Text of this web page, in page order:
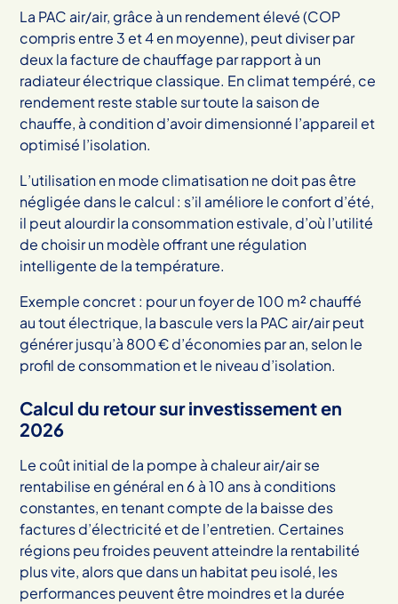
La PAC air/air, grâce à un rendement élevé (COP
compris entre 3 et 4 en moyenne), peut diviser par
deux la facture de chauffage par rapport à un
radiateur électrique classique. En climat tempéré, ce
rendement reste stable sur toute la saison de
chauffe, à condition d’avoir dimensionné l’appareil et
optimisé l’isolation.
L’utilisation en mode climatisation ne doit pas être
négligée dans le calcul : s’il améliore le confort d’été,
il peut alourdir la consommation estivale, d’où l’utilité
de choisir un modèle offrant une régulation
intelligente de la température.
Exemple concret : pour un foyer de 100 m² chauffé
au tout électrique, la bascule vers la PAC air/air peut
générer jusqu’à 800 € d’économies par an, selon le
profil de consommation et le niveau d’isolation.
Calcul du retour sur investissement en
2026
Le coût initial de la pompe à chaleur air/air se
rentabilise en général en 6 à 10 ans à conditions
constantes, en tenant compte de la baisse des
factures d’électricité et de l’entretien. Certaines
régions peu froides peuvent atteindre la rentabilité
plus vite, alors que dans un habitat peu isolé, les
performances peuvent être moindres et la durée